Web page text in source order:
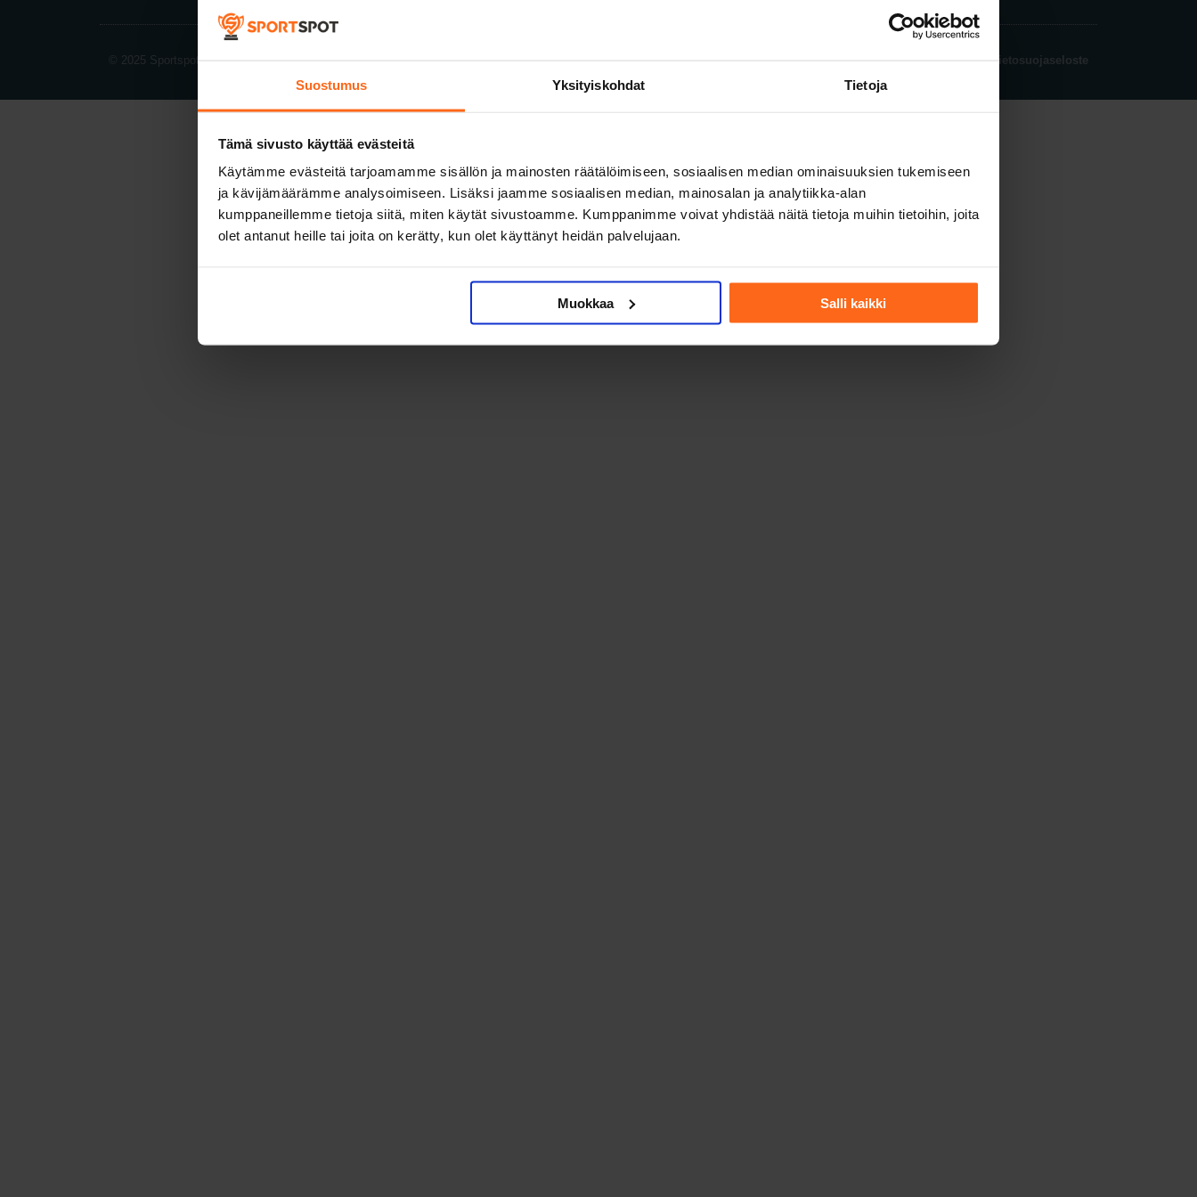
Suostumus Yksityiskohdat Tietoja
Tämä sivusto käyttää evästeitä
Käytämme evästeitä tarjoamamme sisällön ja mainosten räätälöimiseen, sosiaalisen median ominaisuuksien tukemiseen
ja kävijämäärämme analysoimiseen. Lisäksi jaamme sosiaalisen median, mainosalan ja analytiikka-alan
kumppaneillemme tietoja siitä, miten käytät sivustoamme. Kumppanimme voivat yhdistää näitä tietoja muihin tietoihin, joita
olet antanut heille tai joita on kerätty, kun olet käyttänyt heidän palvelujaan.
Muokkaa Salli kaikki
© 2025 Sportspot. Kaikki oikeudet pidätetään. Rekisteri- ja tietosuojaseloste